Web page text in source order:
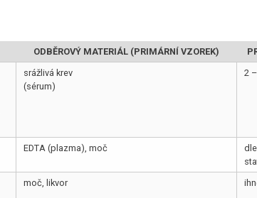
ODBĚROVÝ MATERIÁL (PRIMÁRNÍ VZOREK)
srážlivá krev
(sérum)
2
EDTA (plazma), moč
moč, likvor